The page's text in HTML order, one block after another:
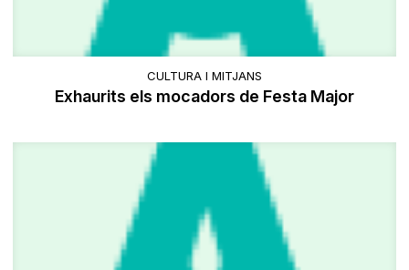
CULTURA I MITJANS
Exhaurits els mocadors de Festa Major